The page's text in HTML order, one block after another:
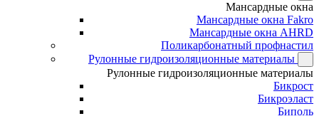
Мансардные окна
Мансардные окна Fakro
Мансардные окна AHRD
Поликарбонатный профнастил
Рулонные гидроизоляционные материалы
Рулонные гидроизоляционные материалы
Бикрост
Бикроэласт
Биполь